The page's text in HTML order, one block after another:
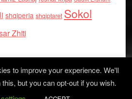
shqiperia shqiptaret Sokol
Zhiti
to improve your experience. We'll
but you can opt-out if you wish.